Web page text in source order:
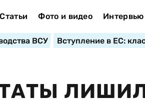
Статьи Фото и видео Интервью
ВСУ Вступление в ЕС: